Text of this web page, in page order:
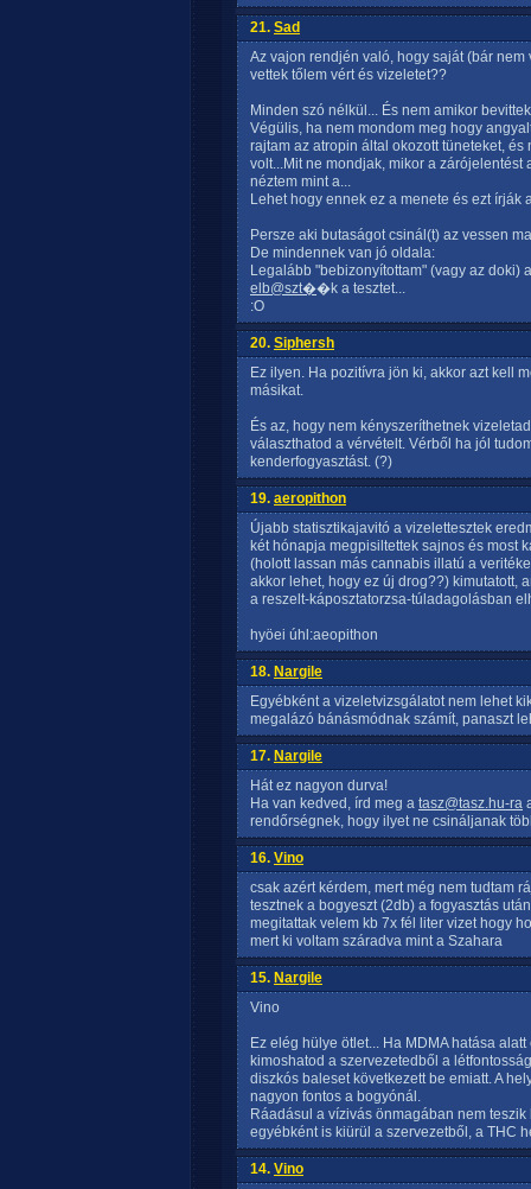
21. Sad
Az vajon rendjén való, hogy saját (bár
vettek tőlem vért és vizeletet??
Minden szó nélkül... És nem amikor
Végülis, ha nem mondom meg hogy
rajtam az atropin által okozott tüneteket,
volt...Mit ne mondjak, mikor a
néztem mint a...
Lehet hogy ennek ez a menete és ezt írják
Persze aki butaságot csinál(t) az vessen
De mindennek van jó oldala:
Legalább "bebizonyítottam" (vagy az doki)
elb@szt��k a tesztet...
:O
20. Siphersh
Ez ilyen. Ha pozitívra jön ki, akkor azt kell
másikat.
És az, hogy nem kényszeríthetnek
választhatod a vérvételt. Vérből ha jól
kenderfogyasztást. (?)
19. aeropithon
Újabb statisztikajavitó a vizelettesztek
két hónapja megpisiltettek sajnos és most
(holott lassan más cannabis illatú a
akkor lehet, hogy ez új drog??) kimutatott,
a reszelt-káposztatorzsa-túladagolásban
hyöei úhl:aeopithon
18. Nargile
Egyébként a vizeletvizsgálatot nem lehet
megalázó bánásmódnak számít, panaszt
17. Nargile
Hát ez nagyon durva!
Ha van kedved, írd meg a tasz@tasz.hu-ra
rendőrségnek, hogy ilyet ne csináljanak
16. Vino
csak azért kérdem, mert még nem tudtam
tesztnek a bogyeszt (2db) a fogyasztás
megitattak velem kb 7x fél liter vizet hogy
mert ki voltam száradva mint a Szahara
15. Nargile
Vino
Ez elég hülye ötlet... Ha MDMA hatása
kimoshatod a szervezetedből a
diszkós baleset következett be emiatt. A
nagyon fontos a bogyónál.
Ráadásul a vízivás önmagában nem
egyébként is kiürül a szervezetből, a THC
14. Vino